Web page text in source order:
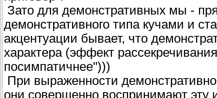
Зато для демонстративных мы -
демонстративного типа кучами и
акцентуации бывает, что
характера (эффект
посимпатичнее")))
При выраженности
они совершенно воспринимают